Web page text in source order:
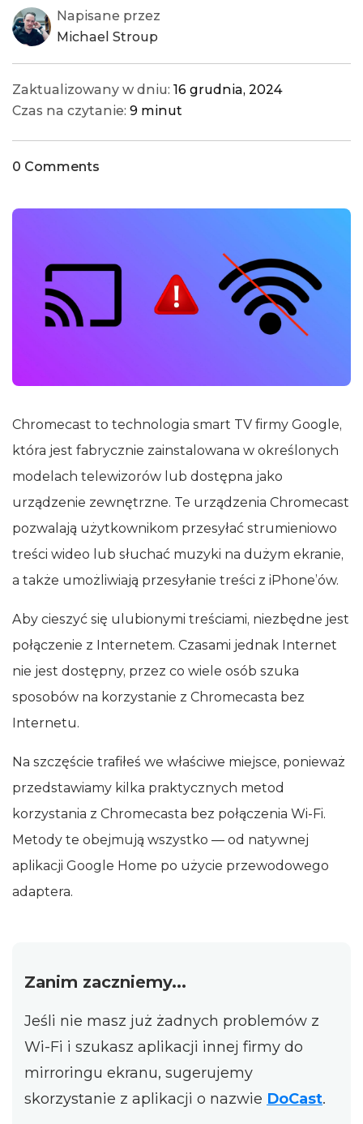
Napisane przez
Michael Stroup
Zaktualizowany w dniu: 16 grudnia, 2024
Czas na czytanie: 9 minut
0 Comments
Chromecast to technologia smart TV firmy Google,
która jest fabrycznie zainstalowana w określonych
modelach telewizorów lub dostępna jako
urządzenie zewnętrzne. Te urządzenia Chromecast
pozwalają użytkownikom przesyłać strumieniowo
treści wideo lub słuchać muzyki na dużym ekranie,
a także umożliwiają przesyłanie treści z iPhone’ów.
Aby cieszyć się ulubionymi treściami, niezbędne jest
połączenie z Internetem. Czasami jednak Internet
nie jest dostępny, przez co wiele osób szuka
sposobów na korzystanie z Chromecasta bez
Internetu.
Na szczęście trafiłeś we właściwe miejsce, ponieważ
przedstawiamy kilka praktycznych metod
korzystania z Chromecasta bez połączenia Wi‑Fi.
Metody te obejmują wszystko — od natywnej
aplikacji Google Home po użycie przewodowego
adaptera.
Zanim zaczniemy...
Jeśli nie masz już żadnych problemów z
Wi‑Fi i szukasz aplikacji innej firmy do
mirroringu ekranu, sugerujemy
skorzystanie z aplikacji o nazwie DoCast.